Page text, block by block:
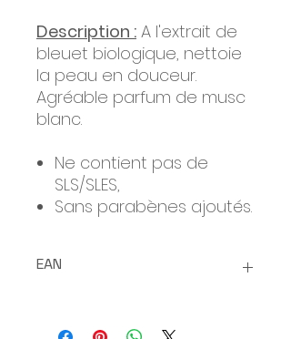
Description : A l'extrait de
bleuet biologique, nettoie
la peau en douceur.
Agréable parfum de musc
blanc.
Ne contient pas de
SLS/SLES,
Sans parabènes ajoutés.
EAN